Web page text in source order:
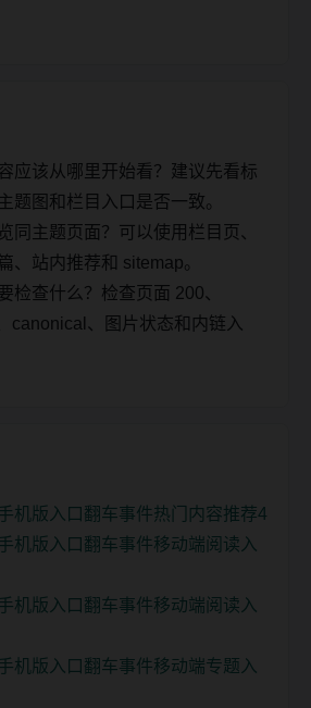
应该从哪里开始看？建议先看标
题图和栏目入口是否一致。
同主题页面？可以使用栏目页、
、站内推荐和 sitemap。
检查什么？检查页面 200、
canonical、图片状态和内链入
机版入口翻车事件热门内容推荐4
机版入口翻车事件移动端阅读入
机版入口翻车事件移动端阅读入
机版入口翻车事件移动端专题入